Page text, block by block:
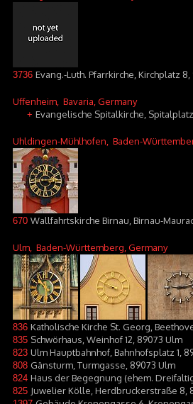
3736 Evang.-Luth. Pfarrkirche, Kirchplatz
Uffenheim , Bavaria, Germany
+ Evangelische Spitalkirche,
Uhldingen-Mühlhofen , Baden-
670 Wallfahrtskirche Birnau, Birnau-
Ulm , Baden-Württemberg, Germany
836 Katholische Kirche St. Georg,
835 Schwörhaus, Weinhof 12, 89073 Ulm
823 Ulm Hauptbahnhof, Bahnhofsplatz 1,
808 Gänsturm, Turmgasse, 89073 Ulm
824 Haus der Begegnung (ehem.
825 Juwelier Kölle, Herdbruckerstraße 8,